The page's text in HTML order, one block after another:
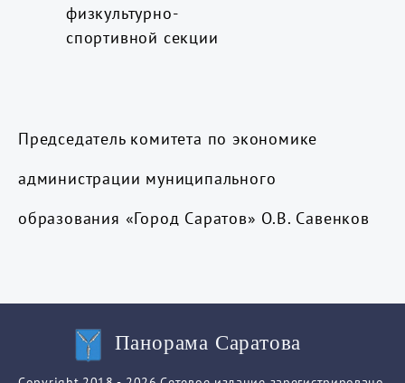
физкультурно-
спортивной секции
Председатель комитета по экономике
администрации муниципального
образования «Город Саратов» О.В. Савенков
Панорама Саратова